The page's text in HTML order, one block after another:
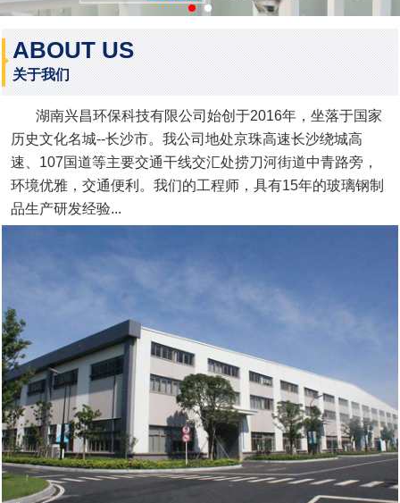
ABOUT US
关于我们
湖南兴昌环保科技有限公司始创于2016年，坐落于国家
历史文化名城--长沙市。我公司地处京珠高速长沙绕城高
速、107国道等主要交通干线交汇处捞刀河街道中青路旁，
环境优雅，交通便利。我们的工程师，具有15年的玻璃钢制
品生产研发经验...